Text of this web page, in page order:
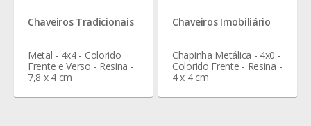
Chaveiros Tradicionais
Metal - 4x4 - Colorido
Frente e Verso - Resina -
7,8 x 4 cm
Chaveiros Imobiliário
Chapinha Metálica - 4x0 -
Colorido Frente - Resina -
4 x 4 cm